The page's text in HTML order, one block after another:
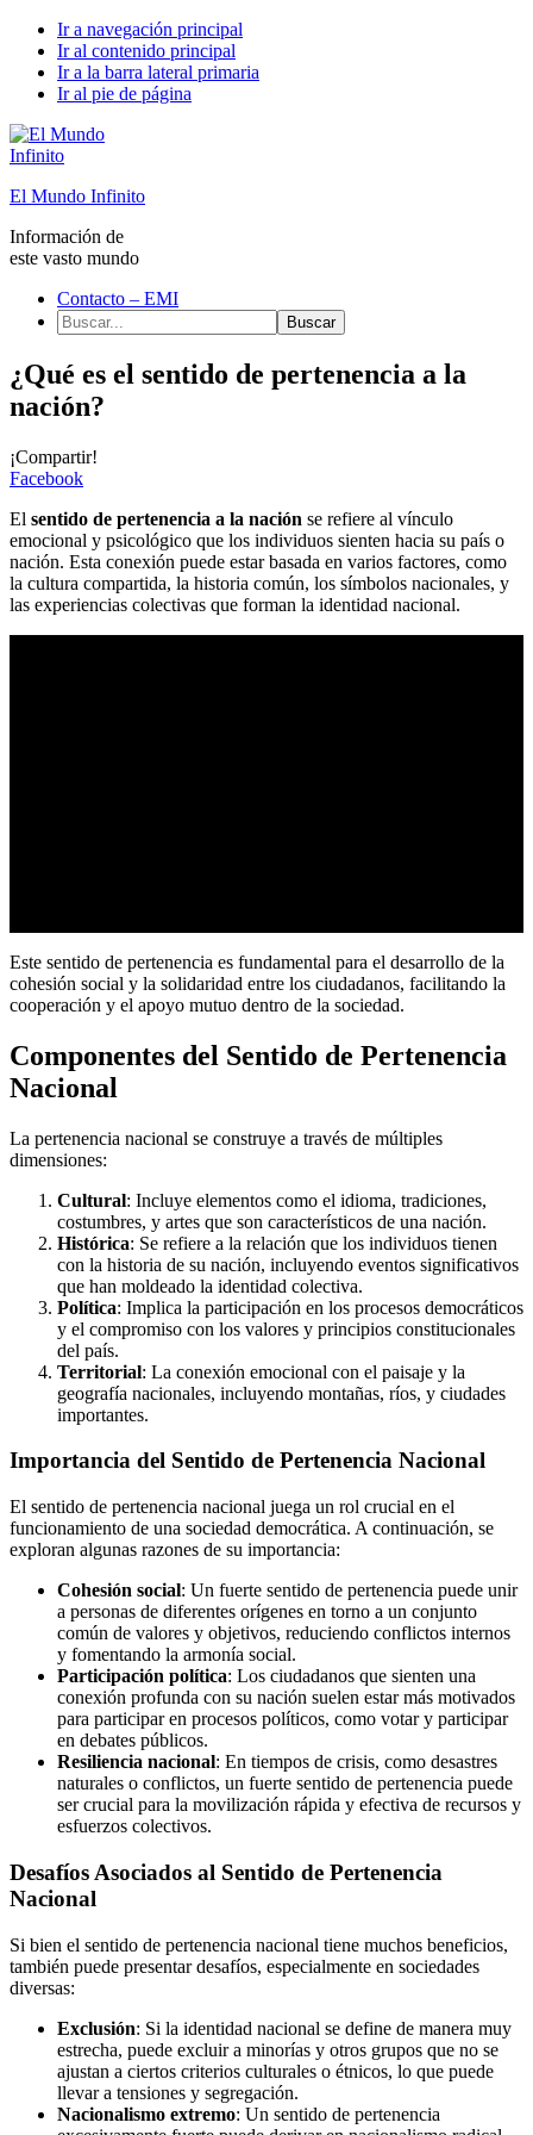
Ir a navegación principal
Ir al contenido principal
Ir a la barra lateral primaria
Ir al pie de página
El Mundo Infinito
Información de
este vasto mundo
Contacto – EMI
Buscar...
¿Qué es el sentido de pertenencia a la
nación?
¡Compartir!
Facebook
El sentido de pertenencia a la nación se refiere al vínculo
emocional y psicológico que los individuos sienten hacia su país o
nación. Esta conexión puede estar basada en varios factores, como
la cultura compartida, la historia común, los símbolos nacionales, y
las experiencias colectivas que forman la identidad nacional.
Este sentido de pertenencia es fundamental para el desarrollo de la
cohesión social y la solidaridad entre los ciudadanos, facilitando la
cooperación y el apoyo mutuo dentro de la sociedad.
Componentes del Sentido de Pertenencia
Nacional
La pertenencia nacional se construye a través de múltiples
dimensiones:
Cultural: Incluye elementos como el idioma, tradiciones,
costumbres, y artes que son característicos de una nación.
Histórica: Se refiere a la relación que los individuos tienen
con la historia de su nación, incluyendo eventos significativos
que han moldeado la identidad colectiva.
Política: Implica la participación en los procesos democráticos
y el compromiso con los valores y principios constitucionales
del país.
Territorial: La conexión emocional con el paisaje y la
geografía nacionales, incluyendo montañas, ríos, y ciudades
importantes.
Importancia del Sentido de Pertenencia Nacional
El sentido de pertenencia nacional juega un rol crucial en el
funcionamiento de una sociedad democrática. A continuación, se
exploran algunas razones de su importancia:
Cohesión social: Un fuerte sentido de pertenencia puede unir
a personas de diferentes orígenes en torno a un conjunto
común de valores y objetivos, reduciendo conflictos internos
y fomentando la armonía social.
Participación política: Los ciudadanos que sienten una
conexión profunda con su nación suelen estar más motivados
para participar en procesos políticos, como votar y participar
en debates públicos.
Resiliencia nacional: En tiempos de crisis, como desastres
naturales o conflictos, un fuerte sentido de pertenencia puede
ser crucial para la movilización rápida y efectiva de recursos y
esfuerzos colectivos.
Desafíos Asociados al Sentido de Pertenencia
Nacional
Si bien el sentido de pertenencia nacional tiene muchos beneficios,
también puede presentar desafíos, especialmente en sociedades
diversas:
Exclusión: Si la identidad nacional se define de manera muy
estrecha, puede excluir a minorías y otros grupos que no se
ajustan a ciertos criterios culturales o étnicos, lo que puede
llevar a tensiones y segregación.
Nacionalismo extremo: Un sentido de pertenencia